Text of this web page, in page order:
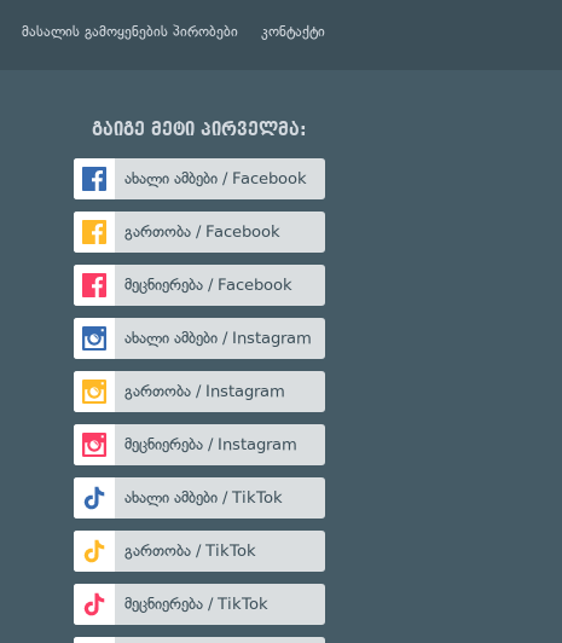
მასალის გამოყენების პირობები კონტაქტი
გაიგე მეტი პირველმა:
ახალი ამბები / Facebook
გართობა / Facebook
მეცნიერება / Facebook
ახალი ამბები / Instagram
გართობა / Instagram
მეცნიერება / Instagram
ახალი ამბები / TikTok
გართობა / TikTok
მეცნიერება / TikTok